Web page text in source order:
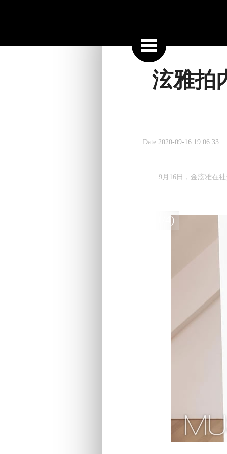
泫雅拍
Date:2020-09-16
9月16日，金泫雅在
(1/4)